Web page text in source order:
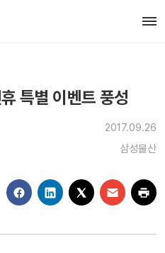
특별 이벤트 풍성
2017.09.26
삼성물산